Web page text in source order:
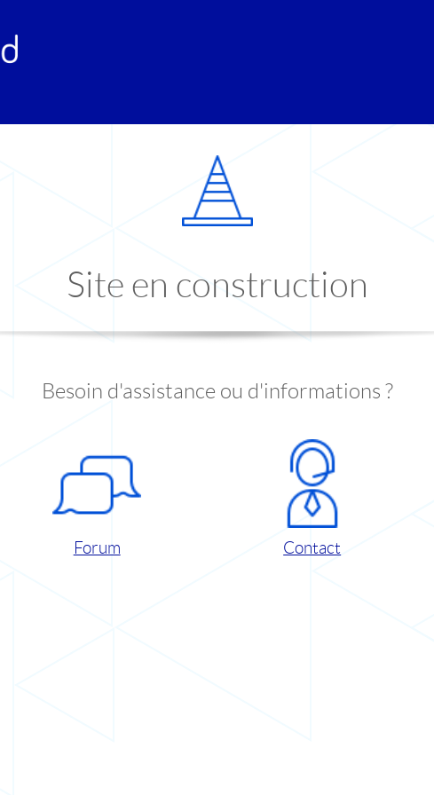
Site en construction
Besoin d'assistance ou d'informations ?
Forum Contact